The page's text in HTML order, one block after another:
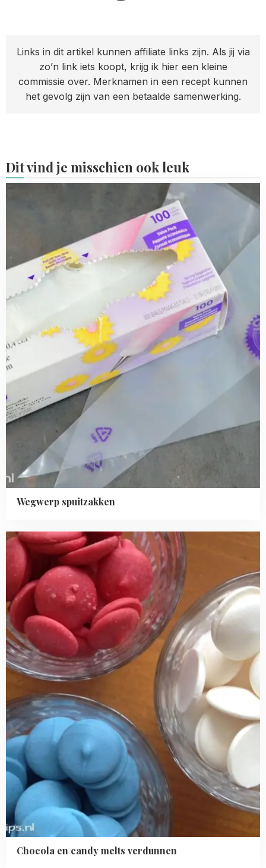
Links in dit artikel kunnen affiliate links zijn. Als jij via
zo’n link iets koopt, krijg ik hier een kleine
commissie over. Merknamen in een recept kunnen
het gevolg zijn van een betaalde samenwerking.
Dit vind je misschien ook leuk
Wegwerp spuitzakken
spuitzakken
Chocola en candy melts verdunnen
Read
more
about
Chocola
en
candy
melts
verdunnen